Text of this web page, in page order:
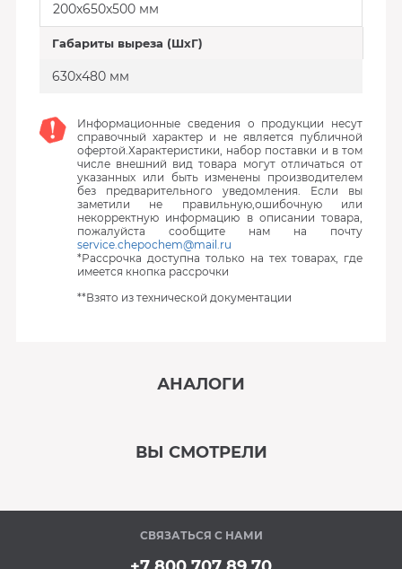
200х650х500 мм
Габариты выреза (ШхГ)
630х480 мм
Информационные сведения о продукции несут
справочный характер и не является публичной
офертой.Характеристики, набор поставки и в том
числе внешний вид товара могут отличаться от
указанных или быть изменены производителем
без предварительного уведомления. Если вы
заметили не правильную,ошибочную или
некорректную информацию в описании товара,
пожалуйста сообщите нам на почту
service.chepochem@mail.ru
*Рассрочка доступна только на тех товарах, где
имеется кнопка рассрочки
**Взято из технической документации
АНАЛОГИ
ВЫ СМОТРЕЛИ
Под заказ
СВЯЗАТЬСЯ С НАМИ